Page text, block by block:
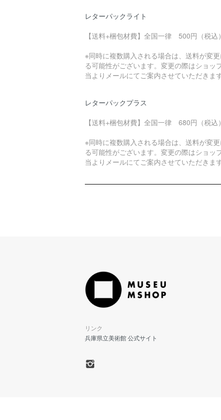
レターパックライト
【送料+梱包材費】全国一律 500円（税込）
※同時に複数購入される場合は、送料が変
る可能性がございます。変更の際はショッ
当よりメールにてご案内させていただきます
レターパックプラス
【送料+梱包材費】全国一律 680円（税込）
※同時に複数購入される場合は、送料が変
る可能性がございます。変更の際はショッ
当よりメールにてご案内させていただきます
リンク
兵庫県立美術館 公式サイト